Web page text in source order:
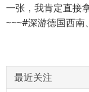
一张，我肯定直接
~~~#深游德国西南
最近关注